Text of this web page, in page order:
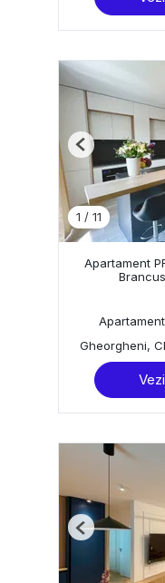
1 / 11
Previous
Apartament
Gheorgheni,
Previous